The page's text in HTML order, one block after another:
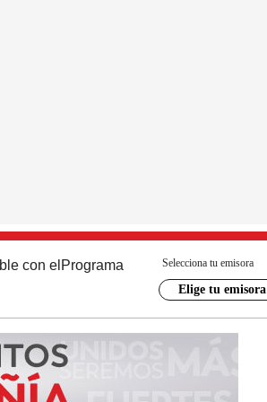
con el Programa Selecciona tu emisora
Elige tu emisora